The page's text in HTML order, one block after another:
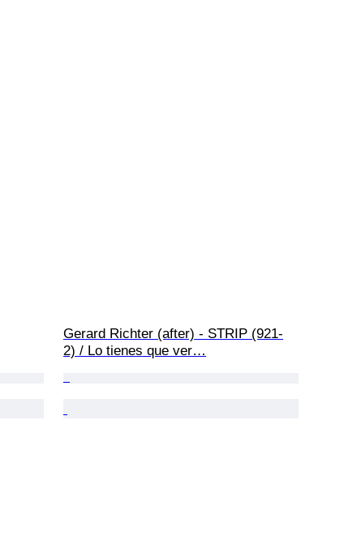
Gerard Richter (after) - STRIP (921-
2) / Lo tienes que ver…